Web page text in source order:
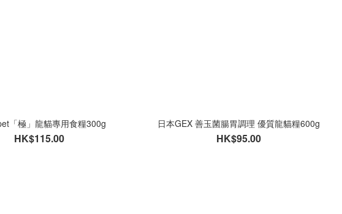
「極」龍貓專用食糧300g
HK$115.00
日本GEX 善玉菌腸胃調理 優質龍貓糧600g
HK$95.00